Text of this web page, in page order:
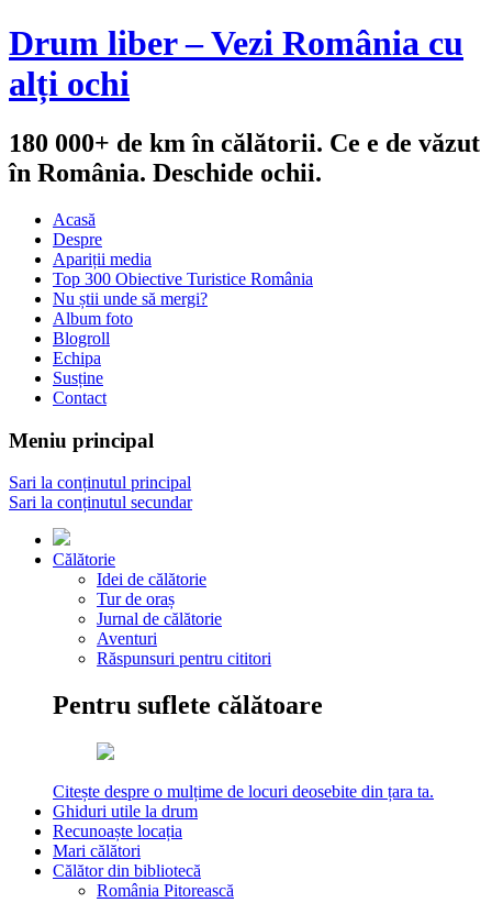
Drum liber – Vezi România cu
alți ochi
180 000+ de km în călătorii. Ce e de văzut
în România. Deschide ochii.
Acasă
Despre
Apariții media
Top 300 Obiective Turistice România
Nu știi unde să mergi?
Album foto
Blogroll
Echipa
Susține
Contact
Meniu principal
Sari la conținutul principal
Sari la conținutul secundar
Călătorie
Idei de călătorie
Tur de oraș
Jurnal de călătorie
Aventuri
Răspunsuri pentru cititori
Pentru suflete călătoare
Citește despre o mulțime de locuri deosebite din țara ta.
Ghiduri utile la drum
Recunoaște locația
Mari călători
Călător din bibliotecă
România Pitorească